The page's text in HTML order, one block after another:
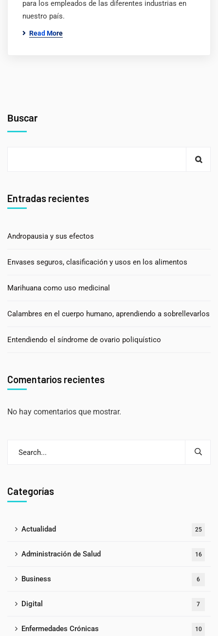
para los empleados de las diferentes industrias en
nuestro país.
Read More
Buscar
Entradas recientes
Andropausia y sus efectos
Envases seguros, clasificación y usos en los alimentos
Marihuana como uso medicinal
Calambres en el cuerpo humano, aprendiendo a sobrellevarlos
Entendiendo el síndrome de ovario poliquístico
Comentarios recientes
No hay comentarios que mostrar.
Categorías
Actualidad 25
Administración de Salud 16
Business 6
Digital 7
Enfermedades Crónicas 10